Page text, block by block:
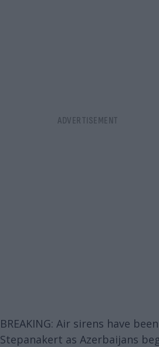
BREAKING: Air sirens have
Stepanakert as Azerbaijans